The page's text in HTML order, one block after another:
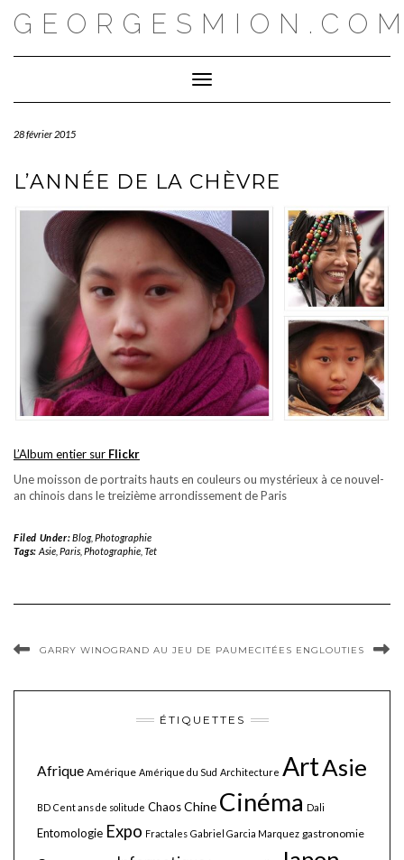
Toggle Navigation
28 février 2015
L’ANNÉE DE LA CHÈVRE
L’Album entier sur Flickr
Une moisson de portraits hauts en couleurs ou mystérieux à ce nouvel-
an chinois dans le treizième arrondissement de Paris
Filed Under:Blog, Photographie
Tags: Asie, Paris, Photographie, Tet
GARRY WINOGRAND AU JEU DE PAUMECITÉES ENGLOUTIES
ÉTIQUETTES
Afrique Amérique Amérique du Sud Architecture ArtAsie
BD Cent ans de solitude ChaosChine Cinéma Dali
Entomologie Expo Fractales Gabriel Garcia Marquez gastronomie